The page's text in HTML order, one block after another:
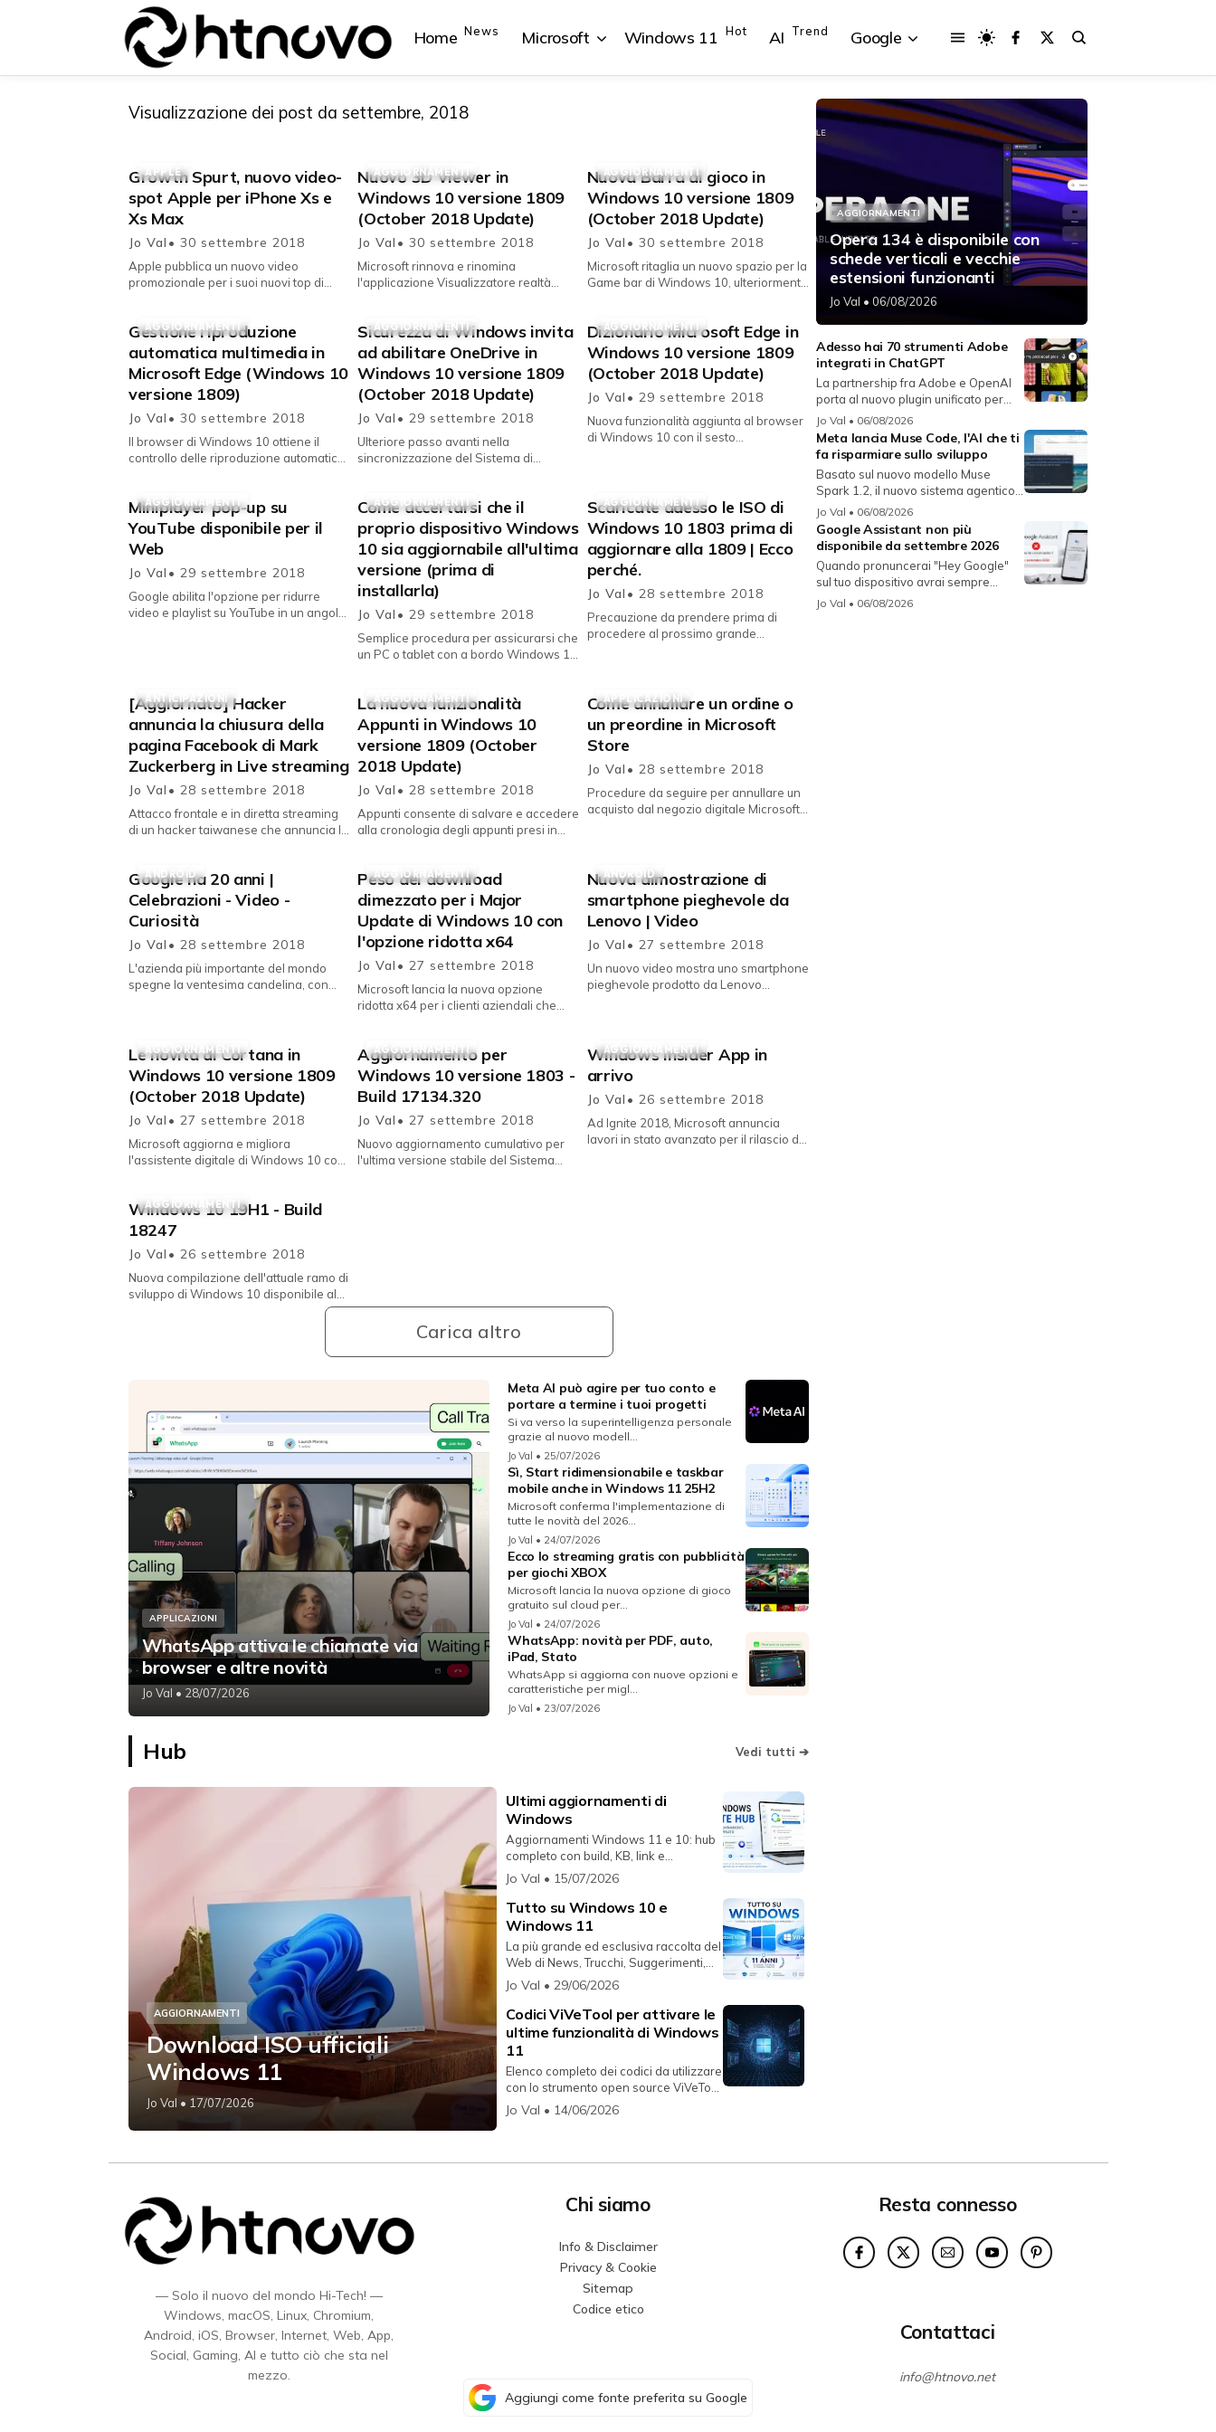
Home News Microsoft
{{POSTS[0].LABEL}}
{{posts[0].title}}
{{POSTS[1].LABEL}}
{{posts[1].title}}
{{POSTS[2].LABEL}}
{{posts[2].title}}
{{POSTS[3].LABEL}}
{{posts[3].title}}
Windows 11 Hot AI Trend Google
{{POSTS[0].LABEL}}
{{posts[0].title}}
{{POSTS[1].LABEL}}
{{posts[1].title}}
{{POSTS[2].LABEL}}
{{posts[2].title}}
{{POSTS[3].LABEL}}
{{posts[3].title}}
Visualizzazione dei post da settembre, 2018
APPLE
Growth Spurt, nuovo video-
spot Apple per iPhone Xs e
Xs Max
Jo Val• 30 settembre 2018
Apple pubblica un nuovo video
promozionale per i suoi nuovi top di
AGGIORNAMENTI
Nuovo 3D Viewer in
Windows 10 versione 1809
(October 2018 Update)
Jo Val• 30 settembre 2018
Microsoft rinnova e rinomina
l'applicazione Visualizzatore realtà
AGGIORNAMENTI
Nuova Barra di gioco in
Windows 10 versione 1809
(October 2018 Update)
Jo Val• 30 settembre 2018
Microsoft ritaglia un nuovo spazio per la
Game bar di Windows 10, ulteriormente
AGGIORNAMENTI
Gestione riproduzione
automatica multimedia in
Microsoft Edge (Windows 10
versione 1809)
Jo Val• 30 settembre 2018
Il browser di Windows 10 ottiene il
controllo delle riproduzione automatica
AGGIORNAMENTI
Sicurezza di Windows invita
ad abilitare OneDrive in
Windows 10 versione 1809
(October 2018 Update)
Jo Val• 29 settembre 2018
Ulteriore passo avanti nella
sincronizzazione del Sistema di
Microsoft....
AGGIORNAMENTI
Dizionario Microsoft Edge in
Windows 10 versione 1809
(October 2018 Update)
Jo Val• 29 settembre 2018
Nuova funzionalità aggiunta al browser
di Windows 10 con il sesto
AGGIORNAMENTI
Miniplayer pop-up su
YouTube disponibile per il
Web
Jo Val• 29 settembre 2018
Google abilita l'opzione per ridurre
video e playlist su YouTube in un angolo
AGGIORNAMENTI
Come accertarsi che il
proprio dispositivo Windows
10 sia aggiornabile all'ultima
versione (prima di
installarla)
Jo Val• 29 settembre 2018
Semplice procedura per assicurarsi che
un PC o tablet con a bordo Windows 10
AGGIORNAMENTI
Scaricate adesso le ISO di
Windows 10 1803 prima di
aggiornare alla 1809 | Ecco
perché.
Jo Val• 28 settembre 2018
Precauzione da prendere prima di
procedere al prossimo grande
ANTICIPAZIONI
[Aggiornato] Hacker
annuncia la chiusura della
pagina Facebook di Mark
Zuckerberg in Live streaming
Jo Val• 28 settembre 2018
Attacco frontale e in diretta streaming
di un hacker taiwanese che annuncia la
AGGIORNAMENTI
La nuova funzionalità
Appunti in Windows 10
versione 1809 (October
2018 Update)
Jo Val• 28 settembre 2018
Appunti consente di salvare e accedere
alla cronologia degli appunti presi in
APPLICAZIONI
Come annullare un ordine o
un preordine in Microsoft
Store
Jo Val• 28 settembre 2018
Procedure da seguire per annullare un
acquisto dal negozio digitale Microsoft
ANDROID
Google ha 20 anni |
Celebrazioni - Video -
Curiosità
Jo Val• 28 settembre 2018
L'azienda più importante del mondo
spegne la ventesima candelina, con
AGGIORNAMENTI
Peso dei download
dimezzato per i Major
Update di Windows 10 con
l'opzione ridotta x64
Jo Val• 27 settembre 2018
Microsoft lancia la nuova opzione
ridotta x64 per i clienti aziendali che
ANDROID
Nuova dimostrazione di
smartphone pieghevole da
Lenovo | Video
Jo Val• 27 settembre 2018
Un nuovo video mostra uno smartphone
pieghevole prodotto da Lenovo
AGGIORNAMENTI
Le novità di Cortana in
Windows 10 versione 1809
(October 2018 Update)
Jo Val• 27 settembre 2018
Microsoft aggiorna e migliora
l'assistente digitale di Windows 10 con
AGGIORNAMENTI
Aggiornamento per
Windows 10 versione 1803 -
Build 17134.320
Jo Val• 27 settembre 2018
Nuovo aggiornamento cumulativo per
l'ultima versione stabile del Sistema
AGGIORNAMENTI
Windows Insider App in
arrivo
Jo Val• 26 settembre 2018
Ad Ignite 2018, Microsoft annuncia
lavori in stato avanzato per il rilascio di
AGGIORNAMENTI
Windows 10 19H1 - Build
18247
Jo Val• 26 settembre 2018
Nuova compilazione dell'attuale ramo di
sviluppo di Windows 10 disponibile al
download nell'anello di ricezione Skip
Carica altro
APPLICAZIONI
WhatsApp attiva le chiamate via
browser e altre novità
Jo Val • 28/07/2026
Meta AI può agire per tuo conto e
portare a termine i tuoi progetti
Si va verso la superintelligenza personale
grazie al nuovo modell...
Jo Val • 25/07/2026
Sì, Start ridimensionabile e taskbar
mobile anche in Windows 11 25H2
Microsoft conferma l'implementazione di
tutte le novità del 2026...
Jo Val • 24/07/2026
Ecco lo streaming gratis con pubblicità
per giochi XBOX
Microsoft lancia la nuova opzione di gioco
gratuito sul cloud per...
Jo Val • 24/07/2026
WhatsApp: novità per PDF, auto,
iPad, Stato
WhatsApp si aggiorna con nuove opzioni e
caratteristiche per migl...
Jo Val • 23/07/2026
Hub Vedi tutti ➔
AGGIORNAMENTI
Download ISO ufficiali
Windows 11
Jo Val • 17/07/2026
Ultimi aggiornamenti di
Windows
Aggiornamenti Windows 11 e 10: hub
completo con build, KB, link e
riferimenti ufficiali sempre aggio...
Jo Val • 15/07/2026
Tutto su Windows 10 e
Windows 11
La più grande ed esclusiva raccolta del
Web di News, Trucchi, Suggerimenti,
Video e Informazioni rig...
Jo Val • 29/06/2026
Codici ViVeTool per attivare le
ultime funzionalità di Windows
11
Elenco completo dei codici da utilizzare
con lo strumento open source ViVeTool
per abilitare funzion...
Jo Val • 14/06/2026
AGGIORNAMENTI
Opera 134 è disponibile con
schede verticali e vecchie
estensioni funzionanti
Jo Val • 06/08/2026
Adesso hai 70 strumenti Adobe
integrati in ChatGPT
La partnership fra Adobe e OpenAI
porta al nuovo plugin unificato per...
Jo Val • 06/08/2026
Meta lancia Muse Code, l'AI che ti
fa risparmiare sullo sviluppo
Basato sul nuovo modello Muse
Spark 1.2, il nuovo sistema agentico
fun...
Jo Val • 06/08/2026
Google Assistant non più
disponibile da settembre 2026
Quando pronuncerai "Hey Google"
sul tuo dispositivo avrai sempre
Gemin...
Jo Val • 06/08/2026
— Solo il nuovo del mondo Hi-Tech! —
Windows, macOS, Linux, Chromium,
Android, iOS, Browser, Internet, Web, App,
Social, Gaming, AI e tutto ciò che sta nel
mezzo.
Chi siamo
Info & Disclaimer
Privacy & Cookie
Sitemap
Codice etico
Aggiungi come fonte preferita su Google
Resta connesso
Contattaci
info@htnovo.net